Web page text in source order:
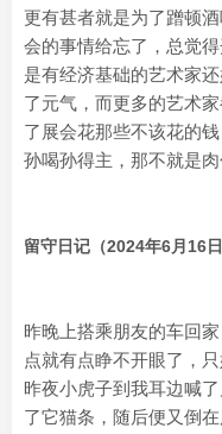
更有甚者就是为了蹭顿
会的事情给忘了，总觉
是有经济基础的艺术家
了元气，而更多的艺术
了展会花那些不该花的
孙喝孙得主，那不就是
留守日记（2024年6月16日
昨晚上搭乘朋友的车回
点就有点睁不开眼了，
昨夜小虎子到我耳边喊
了它猫条，随后便又倒